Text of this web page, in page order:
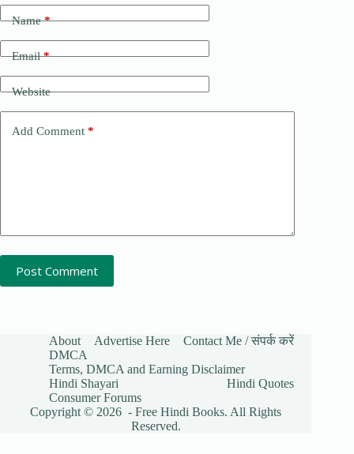
Name*
Email*
Website
Add Comment *
Post Comment
About Advertise Here
Contact Me / संपर्क करें
DMCA
Terms, DMCA and Earning Disclaimer
Hindi Shayari
Hindi Quotes
Consumer Forums
Copyright © 2026 - Free Hindi Books. All Rights
Reserved.